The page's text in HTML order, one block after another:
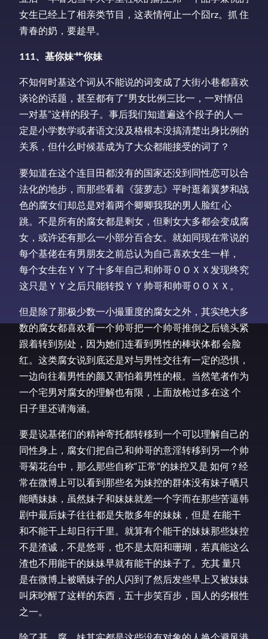
女生已经上了相亲类节目，这表情何止一个囧rz。抓 住
青春的奶，要趁早。
111、基你妹艹你妹
不知何时基这个词从不能说的词变成了大街小巷都喜欢
谈论的话题，甚至都有了“男女比例三比一，一对情侣
一对基”这样的段子。事后我们知道遍这个段子的人一
定是小学数学或者语文没及格根本没搞清楚出身比例的
关系，但什么时候基成为了大众都能接受的词了？
要知道在这个连目田都没有的国家还没到同性恋可以合
法化的地步，而那些看着《菠萝志》平时逛着翼梦和战
色的腐女们却总是对着两个卿卿我我的男人脸红 心
跳。不是所有的腐女都是剩女，但剩女大多都会变成腐
女，或许还有那么一小部分百合女。就如同现在常说的
每个基佬在有男朋友之前总认为自己喜欢女生一样，
每个女生在ＹＹ了十多年自己和帅哥ＯＯＸＸ发现终究
这只是ＹＹ之后只能转投ＹＹ帅哥和帅哥ＯＯＸＸ。
但是除了那极少数一小撮重度的腐女之外，其实绝大多
数的腐女都喜欢看一个帅哥把一个帅哥推倒之后镜头紧
跟着转到别处，因为她们连看到男性的棒状体都 会脸
红。这类腐女说到底还是对与男性交往有一定的恐惧，
一边向往着男性的颜又害怕着男性的根。当然笔者作为
一个宅男对腐女的理解也有限，上面放枪过多在这 个
日子里还请海涵。
要是说基佬们的精神寄托都转移到一个可以理解自己的
同性身上，腐女们把自己和帅哥的意淫转移到另一个帅
哥菊花台中，那么那些自称“正常”的妹控又是 如何？经
常在微博上可以看到那些名为妹控的群体没有妹子晒只
能晒妹妹，虽然妹子和妹妹就差一个字而在那些苦逼韩
剧中最后妹子往往都是失散多年的妹妹，但是 在能干
和不能干上却日行千里。就算有个能干的妹妹那些妹控
不是渣诚，不是悠哥，也不是太阳和珊瑚，若真能这么
渣也不用能干的妹妹早就有能干的妹子了。充其 量只
是在微博上被晒妹子的人闪到了然后发些早上又被妹妹
叫床吵醒了这样的东西，五十步笑百步，国人的劣根性
之一。